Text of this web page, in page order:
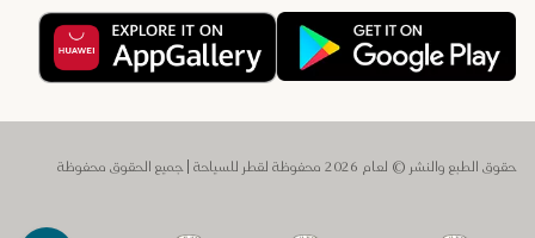
حقوق الطبع والنشر © لعام 2026 محفوظة لقطر للسياحة | جميع الحقوق محفوظة